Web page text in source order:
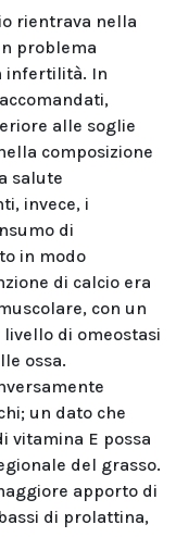
rientrava nella
problema
infertilità. In
alle soglie
composizione
salute
invece, i
di
in modo
di calcio era
con un
di omeostasi
ossa.
un dato che
vitamina E possa
del grasso.
apporto di
di prolattina,